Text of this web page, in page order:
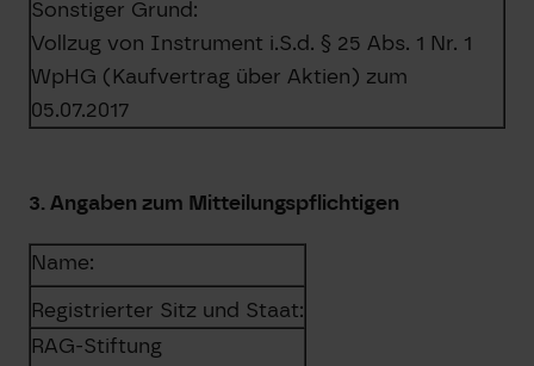
Sonstiger Grund:
Vollzug von Instrument i.S.d. § 25 Abs. 1 Nr. 1
WpHG (Kaufvertrag über Aktien) zum
05.07.2017
3. Angaben zum Mitteilungspflichtigen
Name:
Registrierter Sitz und Staat:
RAG-Stiftung